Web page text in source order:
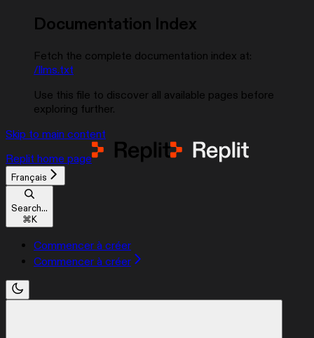
Documentation Index
Fetch the complete documentation index at:
/llms.txt
Use this file to discover all available pages before
exploring further.
Skip to main content
Replit home page
Français
Search...
⌘K
Commencer à créer
Commencer à créer